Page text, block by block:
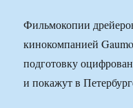
Фильмокопии
кинокомпанией
подготовку
и покажут в